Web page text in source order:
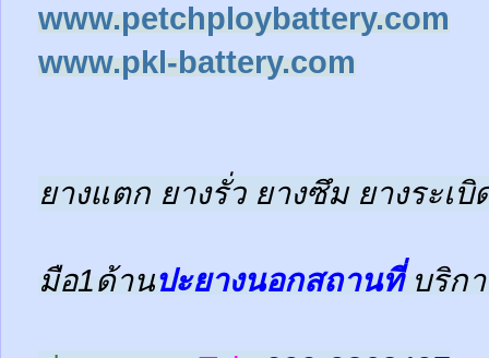
www.petchploybattery.com
www.pkl-battery.com
ยางแตก ยางรั่ว ยางซึม ยางระเบิ
มือ1ด้านปะยางนอกสถานที่ บริก